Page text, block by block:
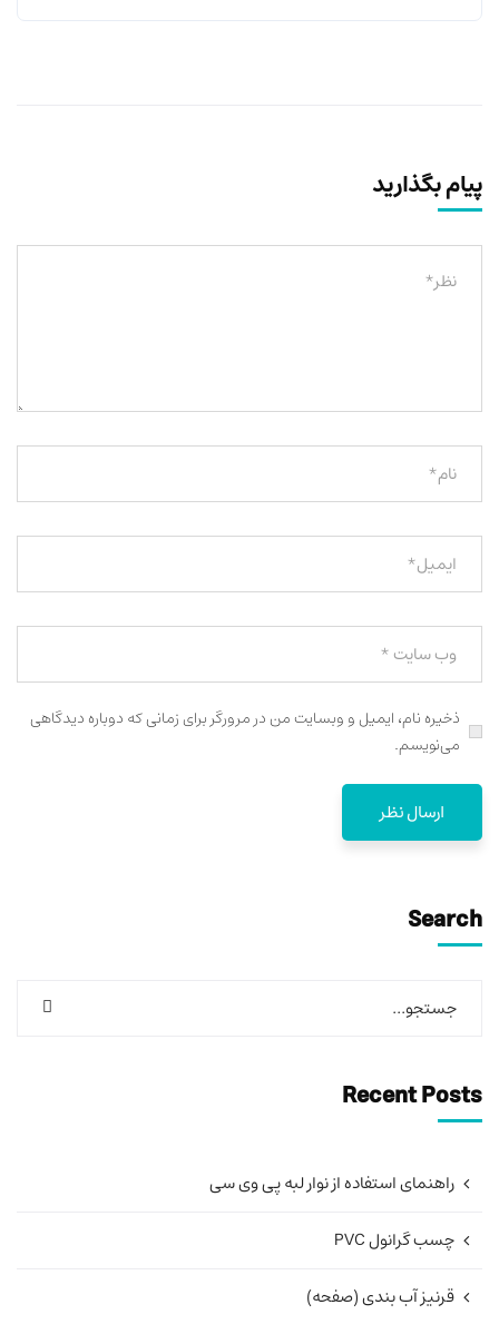
پیام بگذارید
ذخیره نام، ایمیل و وبسایت من در مرورگر برای زمانی که دوباره دیدگاهی
می‌نویسم.
Search
Recent Posts
راهنمای استفاده از نوار لبه پی وی سی
چسب گرانول PVC
قرنیز آب بندی (صفحه)